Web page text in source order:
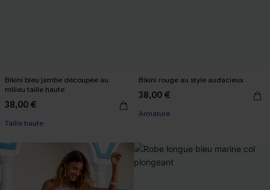
Bikini bleu jambe découpée au
milieu taille haute
38,00 €
Taille haute
Bikini rouge au style audacieux
38,00 €
Armature